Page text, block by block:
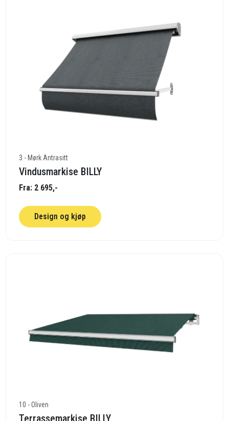
3 - Mørk Antrasitt
Vindusmarkise BILLY
Fra: 2 695,-
Design og kjøp
10 - Oliven
Terrassemarkise BILLY